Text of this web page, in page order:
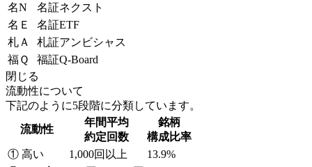
名N
名証ネクスト
名Ｅ
名証ETF
札Ａ
札証アンビシャス
福Ｑ
福証Q-Board
閉じる
流動性について
下記のように5段階に分類しています。
流動性
年間平均
約定回数
銘柄
構成比率
① 高い
1,000回以上
13.9%